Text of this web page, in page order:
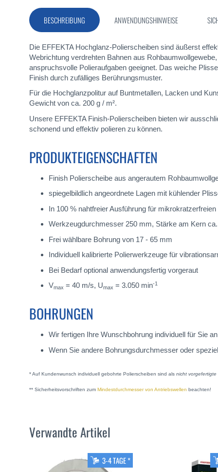
springen
BESCHREIBUNG
Die EFFEKTA Hochglanz-Polierscheiben sind äußerst
Webrichtung verdrehten Bahnen aus
anspruchsvolle Polieraufgaben geeignet. Das weiche
Finish durch zufälliges Berührungsmuster.
Für die Hochglanzpolitur auf Buntmetallen, Lacken und
Gewicht von ca. 200 g / m².
Unsere EFFEKTA Finish-Polierscheiben bieten wir
schonend und effektiv polieren zu können.
PRODUKTEIGENSCHAFTEN
Finish Polierscheibe aus angerautem
spiegelbildlich angeordnete Lagen mit kühlender
In 100 % nahtfreier Ausführung für
Werkzeugdurchmesser 250 mm, Stärke am Kern
Frei wählbare Bohrung von 17 - 65 mm
Individuell kalibrierte Polierwerkzeuge für
Bei Bedarf optional anwendungsfertig vorgeraut
Vmax = 40 m/s, Umax = 3.050 min-1
BOHRUNGEN
Wir fertigen Ihre Wunschbohrung individuell für Sie
Wenn Sie andere Bohrungsdurchmesser oder
* Auf Kundenwunsch individuell gebohrte Polierscheiben sind als nicht vorgefertigte
** Sicherheitsvorschriften zum Mindestdurchmesser von Antriebswellen beachten!
ANWENDUNGSHINWEISE
Verwandte Artikel
3-4 TAGE *